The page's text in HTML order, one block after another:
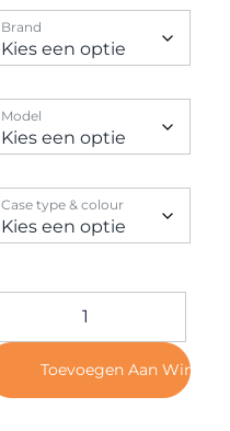
Brand
Model
Case type & colour
Toevoegen Aan